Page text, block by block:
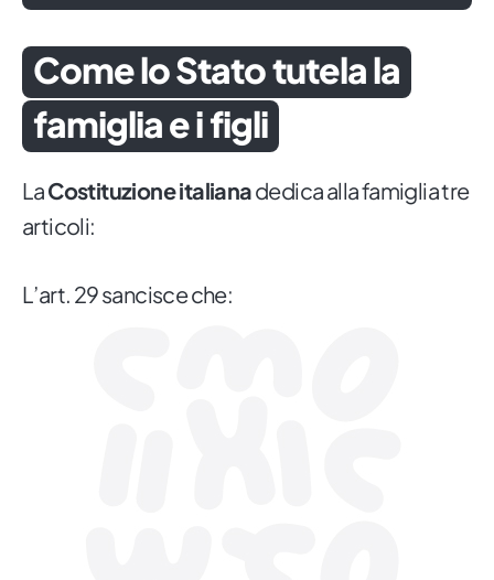
Come lo Stato tutela la
famiglia e i figli
LaCostituzione italianadedica alla famiglia tre
articoli:
L’art. 29 sancisce che: